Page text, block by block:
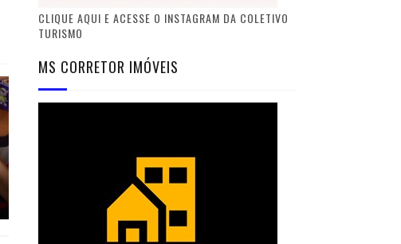
CLIQUE AQUI E ACESSE O INSTAGRAM DA COLETIVO
TURISMO
MS CORRETOR IMÓVEIS